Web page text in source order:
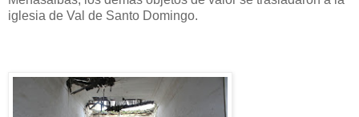
iglesia de Val de Santo Domingo.